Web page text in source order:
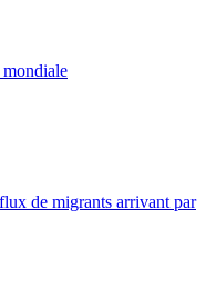
de migrants arrivant par